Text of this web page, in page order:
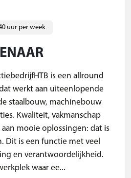
uur per week
is een allround
werkt aan uiteenlopende
staalbouw, machinebouw
Kwaliteit, vakmanschap
mooie oplossingen: dat is
Dit is een functie met veel
en verantwoordelijkheid.
waar ee...